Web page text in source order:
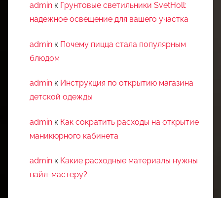
admin к Грунтовые светильники SvetHoll:
надежное освещение для вашего участка
admin к Почему пицца стала популярным
блюдом
admin к Инструкция по открытию магазина
детской одежды
admin к Как сократить расходы на открытие
маникюрного кабинета
admin к Какие расходные материалы нужны
найл-мастеру?